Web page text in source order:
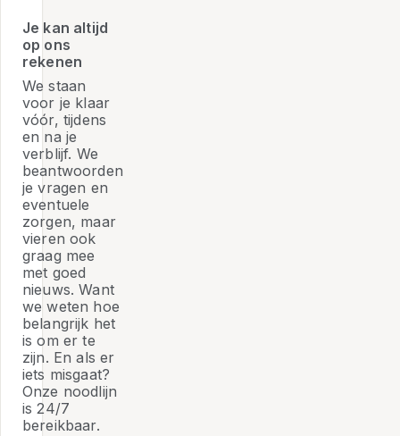
Je kan altijd
op ons
rekenen
We staan
voor je klaar
vóór, tijdens
en na je
verblijf. We
beantwoorden
je vragen en
eventuele
zorgen, maar
vieren ook
graag mee
met goed
nieuws. Want
we weten hoe
belangrijk het
is om er te
zijn. En als er
iets misgaat?
Onze noodlijn
is 24/7
bereikbaar.